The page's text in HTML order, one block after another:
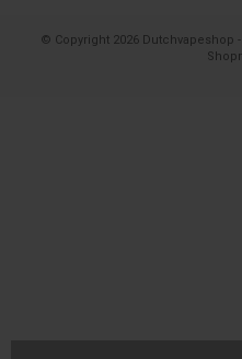
© Copyright 2026 Dutchvapeshop